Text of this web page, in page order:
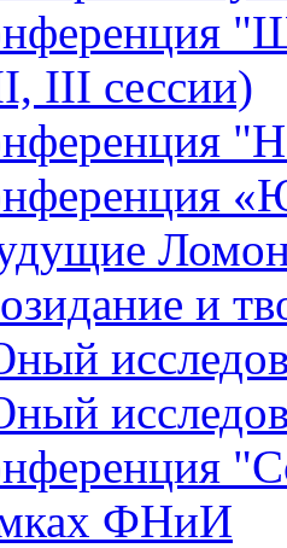
III сессии)
и
ФНиИ